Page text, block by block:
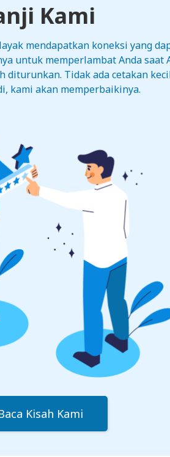
Kami
mendapatkan koneksi yang
untuk memperlambat Anda saat
diturunkan. Tidak ada cetakan
kami akan memperbaikinya.
Kisah Kami